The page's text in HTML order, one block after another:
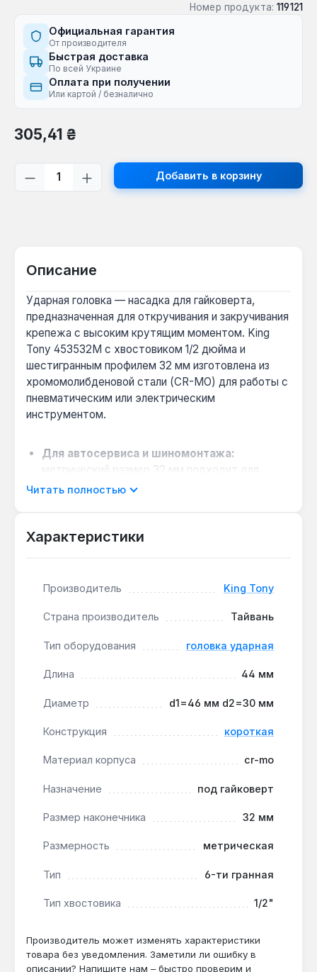
Номер продукта: 119121
Официальная гарантия
От производителя
Быстрая доставка
По всей Украине
Оплата при получении
Или картой / безналично
Обычная цена:
305,41 ₴
Количество продукта: введите
Добавить в корзину
Описание
Ударная головка — насадка для гайковерта,
предназначенная для откручивания и закручивания
крепежа с высоким крутящим моментом. King
Tony 453532M с хвостовиком 1/2 дюйма и
шестигранным профилем 32 мм изготовлена из
хромомолибденовой стали (CR-MO) для работы с
пневматическим или электрическим
инструментом.
Для автосервиса и шиномонтажа:
метрический размер 32 мм подходит для
большинства колесных гаек грузовых
Работа в стеснённых условиях:
моторном отсеке, где стандартная головка не
Стойкость к ударным нагрузкам:
материал
CR-MO выдерживает многократные циклы
затяжки ударным гайковертом без
деформации граней — ресурс выше, чем у
Совместимость с инструментом:хвостовик
пневматических и электрических гайковертов
этого класса — не требуется переходник.
Головка применяется в сервисных центрах, на
СТО и промышленных предприятиях для
регулярной работы с крепежом M20–M24.
Производство — Тайвань. Гарантия от
Подходит ли для работы с ручным
Да — шестигранный профиль 32 мм и
диаметр корпуса 46 мм обеспечивают
Читать полностью
Характеристики
Производитель King Tony
Страна производитель Тайвань
Тип оборудования головка ударная
Длина 44 мм
Диаметр d1=46 мм d2=30 мм
Конструкция короткая
Материал корпуса cr-mo
Назначение под гайковерт
Размер наконечника 32 мм
Размерность метрическая
Тип 6-ти гранная
Тип хвостовика 1/2"
Производитель может изменять характеристики
товара без уведомления. Заметили ли ошибку в
описании? Напишите нам – быстро проверим и